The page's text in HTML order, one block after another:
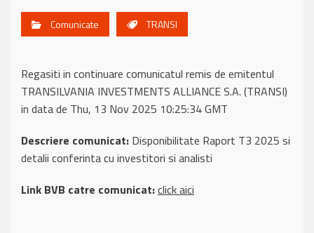
Comunicate TRANSI
Regasiti in continuare comunicatul remis de emitentul
TRANSILVANIA INVESTMENTS ALLIANCE S.A. (TRANSI)
in data de Thu, 13 Nov 2025 10:25:34 GMT
Descriere comunicat: Disponibilitate Raport T3 2025 si
detalii conferinta cu investitori si analisti
Link BVB catre comunicat:click aici